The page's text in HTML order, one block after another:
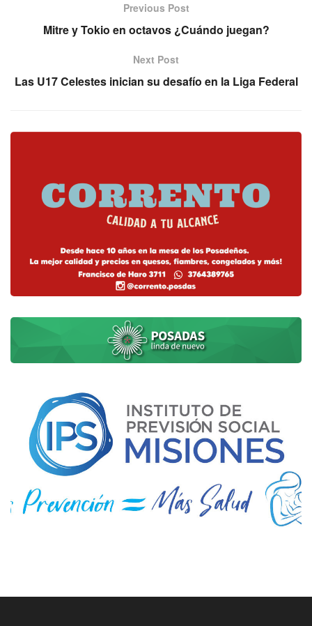
Previous Post
Mitre y Tokio en octavos ¿Cuándo juegan?
Next Post
Las U17 Celestes inician su desafío en la Liga Federal